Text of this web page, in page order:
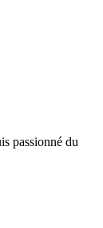
passionné du